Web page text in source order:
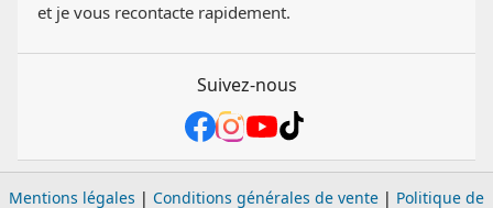
et je vous recontacte rapidement.
Suivez-nous
Mentions légales | Conditions générales de vente | Politique de